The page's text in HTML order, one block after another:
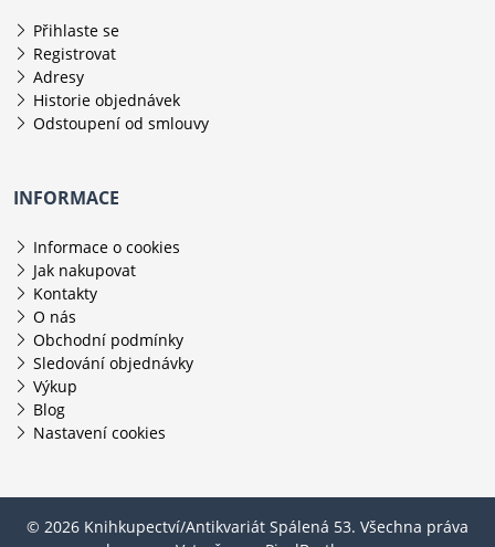
Přihlaste se
Registrovat
Adresy
Historie objednávek
Odstoupení od smlouvy
INFORMACE
Informace o cookies
Jak nakupovat
Kontakty
O nás
Obchodní podmínky
Sledování objednávky
Výkup
Blog
Nastavení cookies
© 2026 Knihkupectví/Antikvariát Spálená 53. Všechna práva